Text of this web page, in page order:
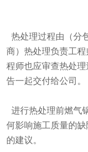
热处理过程由（分
商）热处理负责工
程师也应审查热处
告一起交付给公司。
进行热处理前燃气
何影响施工质量的
的建议。